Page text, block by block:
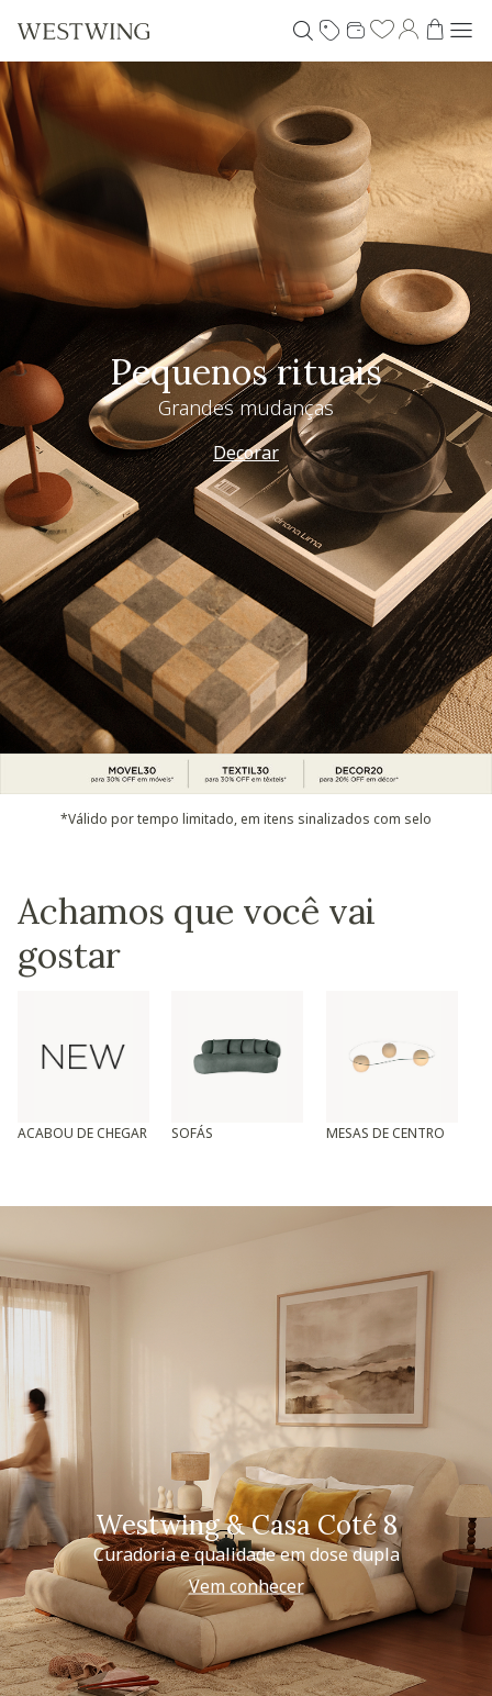
Pequenos rituais
Grandes mudanças
Decorar
*Válido por tempo limitado, em itens sinalizados com selo
Achamos que você vai
gostar
ACABOU DE CHEGAR SOFÁS MESAS DE CENTRO
Westwing & Casa Coté 8
Curadoria e qualidade em dose dupla
Vem conhecer